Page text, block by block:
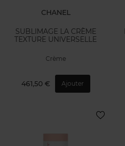
CHANEL
SUBLIMAGE LA CRÈME
TEXTURE UNIVERSELLE
Crème
461,50 € Ajouter